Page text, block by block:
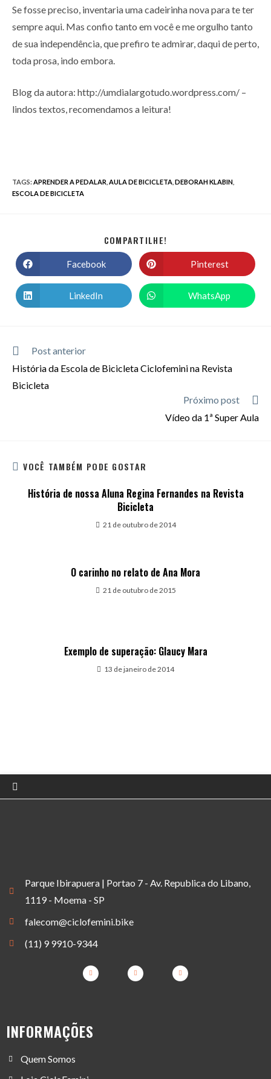
Se fosse preciso, inventaria uma cadeirinha nova para te ter
sempre aqui. Mas confio tanto em você e me orgulho tanto
de sua independência, que prefiro te admirar, daqui de perto,
toda prosa, indo embora.
Blog da autora: http://umdialargotudo.wordpress.com/ –
lindos textos, recomendamos a leitura!
TAGS:APRENDER A PEDALAR AULA DE BICICLETA DEBORAH KLABIN
ESCOLA DE BICICLETA
COMPARTILHE!
Facebook Pinterest
LinkedIn WhatsApp
Post anterior
História da Escola de Bicicleta Ciclofemini na Revista
Bicicleta
Próximo post
Vídeo da 1ª Super Aula
VOCÊ TAMBÉM PODE GOSTAR
História de nossa Aluna Regina Fernandes na Revista
Bicicleta
21 de outubro de 2014
O carinho no relato de Ana Mora
21 de outubro de 2015
Exemplo de superação: Glaucy Mara
13 de janeiro de 2014
Parque Ibirapuera | Portao 7 - Av. Republica do Libano,
1119 - Moema - SP
falecom@ciclofemini.bike
(11) 9 9910-9344
INFORMAÇÕES
Quem Somos